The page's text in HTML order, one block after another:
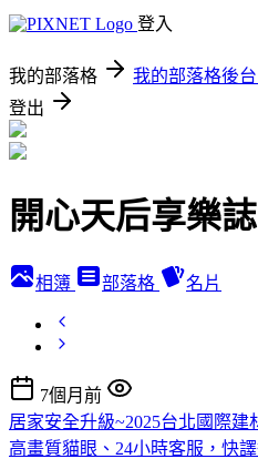
登入
我的部落格 我的部落格後台
登出
開心天后享樂誌
相簿 部落格 名片
7個月前
居家安全升級~2025台北國際
高畫質貓眼、24小時客服，快